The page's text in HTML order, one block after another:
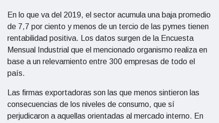
En lo que va del 2019, el sector acumula una baja promedio
de 7,7 por ciento y menos de un tercio de las pymes tienen
rentabilidad positiva. Los datos surgen de la Encuesta
Mensual Industrial que el mencionado organismo realiza en
base a un relevamiento entre 300 empresas de todo el
país.
Las firmas exportadoras son las que menos sintieron las
consecuencias de los niveles de consumo, que sí
perjudicaron a aquellas orientadas al mercado interno. En